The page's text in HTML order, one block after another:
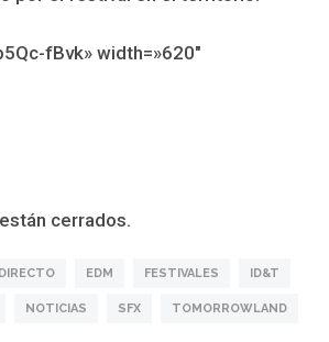
fBvk» width=»620″
cerrados.
DIRECTO EDM FESTIVALES ID&T
NOTICIAS SFX TOMORROWLAND